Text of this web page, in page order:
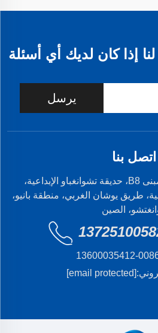
إذا كان لديك أي أسئلة
يرسل
اتصل بنا
Add: الطابق الرابع، المبنى B8، حديقة تشوانغباو الإبداعية،
طريق يوشان الغربي، منطقة بانيو،
الصين
0086-
[email protected]